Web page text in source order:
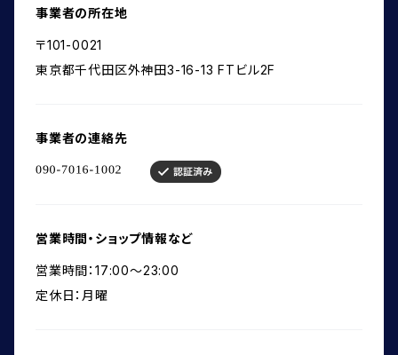
事業者の所在地
〒101-0021
東京都千代田区外神田3-16-13 FTビル2F
事業者の連絡先
営業時間・ショップ情報など
営業時間：17:00～23:00
定休日：月曜